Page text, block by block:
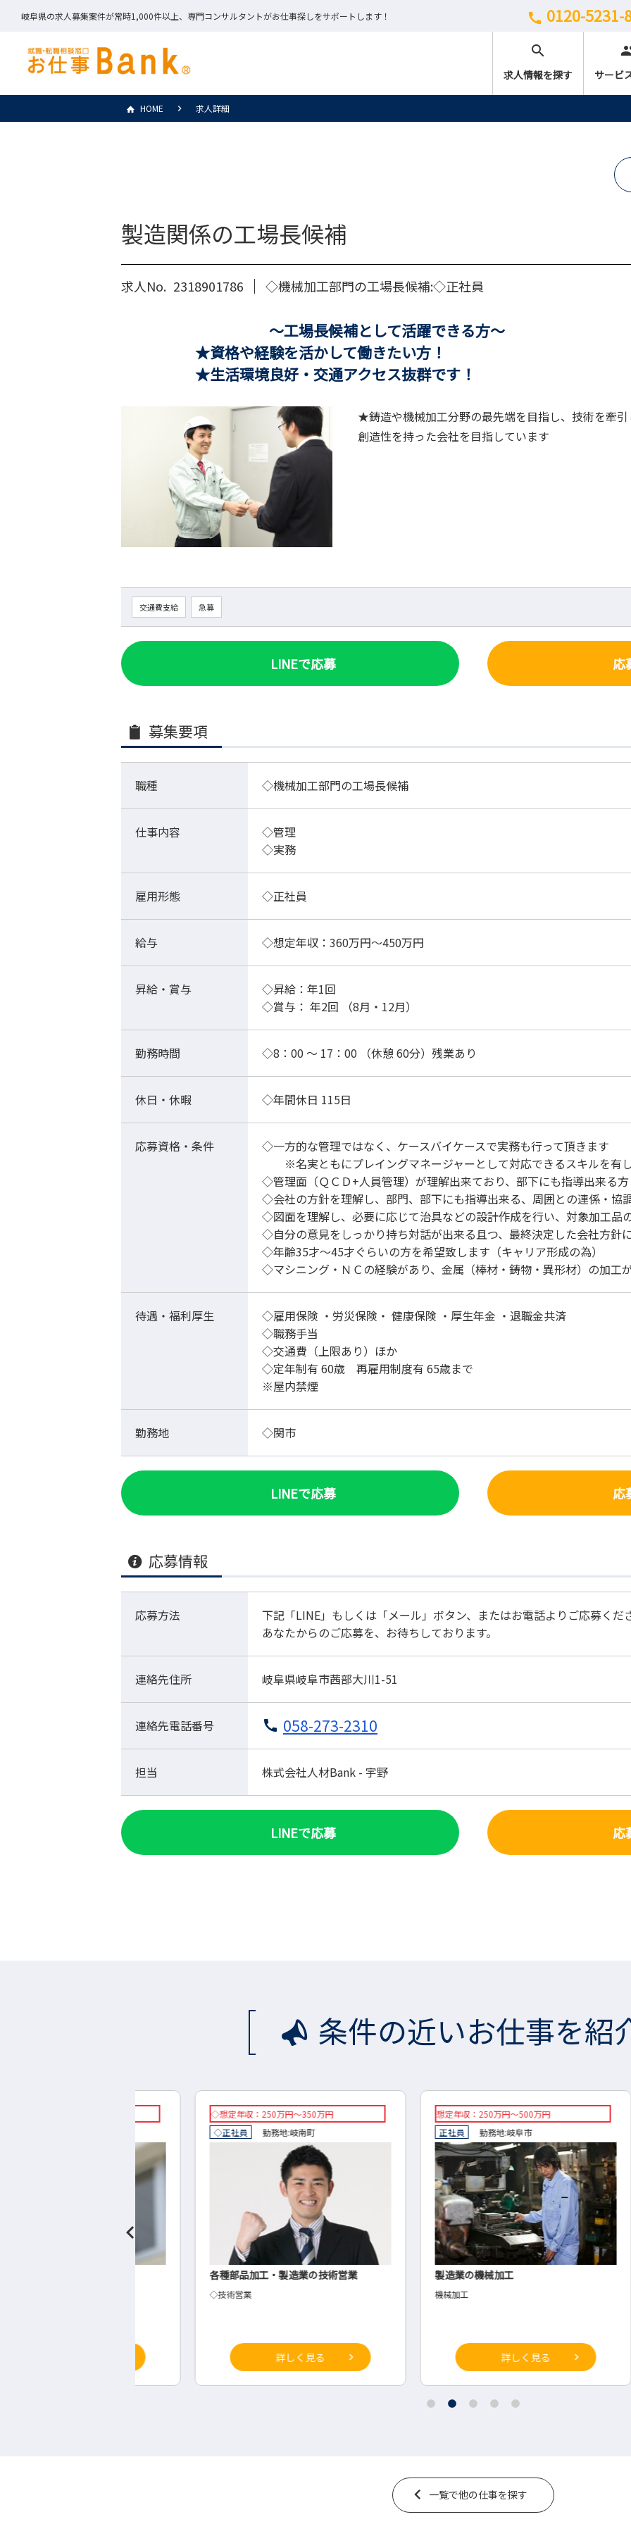
岐阜県の求人募集案件が常時1,000件以上、専門コンサルタントがお仕事探しをサポートします！ call 0120-5231-
search
求人情報を探す サービ
HOME 求人詳細
製造関係の工場長候補
求人No. 2318901786 ◇機械加工部門の工場長候補:◇正社員
～工場長候補として活躍できる方～
★資格や経験を活かして働きたい方！
★生活環境良好・交通アクセス抜群です！
★鋳造や機械加工分野の最先端を目指し、技術を牽
創造性を持った会社を目指しています
交通費支給 急募
LINEで応募 応
募集要項
職種 ◇機械加工部門の工場長候補
仕事内容
◇管理
◇実務
雇用形態 ◇正社員
給与 ◇想定年収：360万円～450万円
昇給・賞与
◇昇給：年1回
◇賞与： 年2回 （8月・12月）
勤務時間 ◇8：00 ～ 17：00 （休憩 60分）残業あり
休日・休暇 ◇年間休日 115日
応募資格・条件
◇一方的な管理ではなく、ケースバイケースで実務も行って頂きます
※名実ともにプレイングマネージャーとして対応できるスキルを有
◇管理面（ＱＣＤ+人員管理）が理解出来ており、部下にも指導出来る方
◇会社の方針を理解し、部門、部下にも指導出来る、周囲との連係・協
◇図面を理解し、必要に応じて治具などの設計作成を行い、対象加工品
◇自分の意見をしっかり持ち対話が出来る且つ、最終決定した会社方針
◇年齢35才～45才ぐらいの方を希望致します（キャリア形成の為）
◇マシニング・ＮＣの経験があり、金属（棒材・鋳物・異形材）の加工
待遇・福利厚生
◇雇用保険 ・労災保険・ 健康保険 ・厚生年金 ・退職金共済
◇職務手当
◇交通費（上限あり）ほか
◇定年制有 60歳 再雇用制度有 65歳まで
※屋内禁煙
勤務地 ◇関市
LINEで応募 応
応募情報
応募方法
下記「LINE」もしくは「メール」ボタン、またはお電話よりご応募くだ
あなたからのご応募を、お待ちしております。
連絡先住所 岐阜県岐阜市茜部大川1-51
連絡先電話番号 058-273-2310
担当 株式会社人材Bank - 宇野
LINEで応募 応
条件の近いお仕事を紹
◇想定年収：250万円～350万円
勤務地:岐南町
各種部品加工・製造業の技術営業
詳しく見る
想定年収：250万円～500万円
勤務地:岐阜市
製造業の機械加工
詳しく見る
◇想
ア
一覧で他の仕事を探す